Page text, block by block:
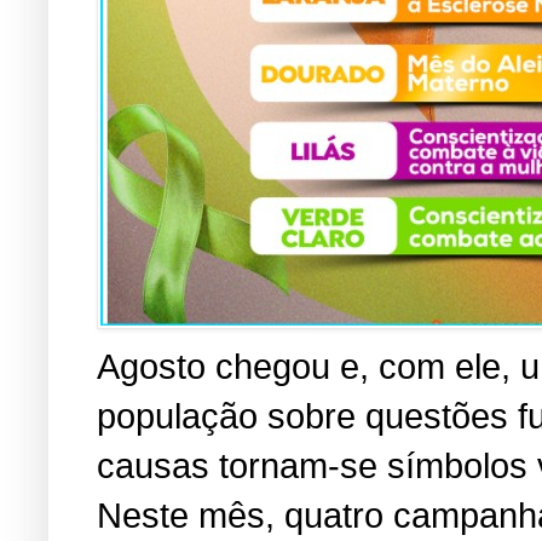
Agosto chegou e, com ele,
população sobre questões
causas tornam-se símbolos
Neste mês, quatro